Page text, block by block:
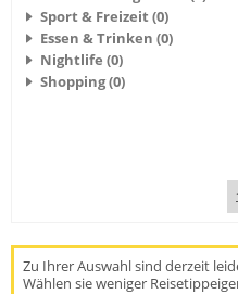
Sport & Freizeit (0)
Essen & Trinken (0)
Nightlife (0)
Shopping (0)
Zu Ihrer Auswahl sind derzeit
Wählen sie weniger